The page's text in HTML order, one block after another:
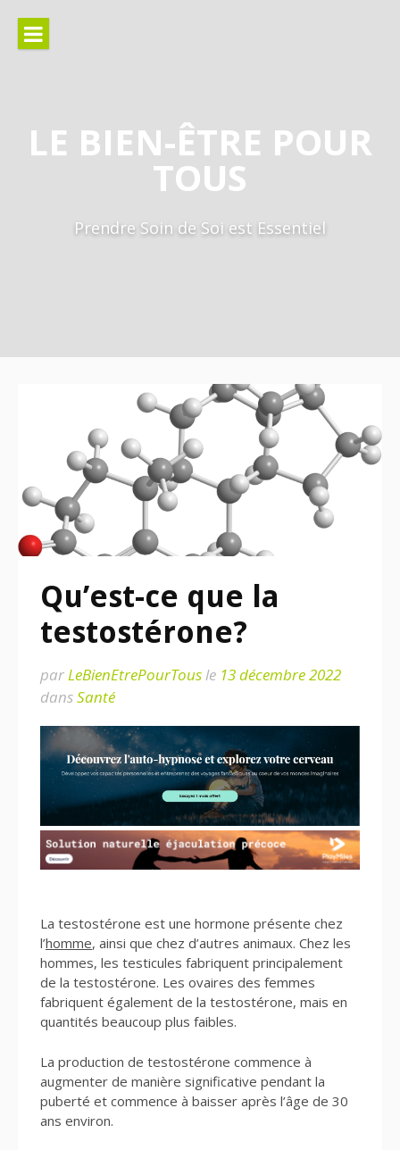
contenu
LE BIEN-ÊTRE POUR
TOUS
Prendre Soin de Soi est Essentiel
Qu’est-ce que la
testostérone?
parLeBienEtrePourTousle 13 décembre 2022
dansSanté
La testostérone est une hormone présente chez
l’homme, ainsi que chez d’autres animaux. Chez les
hommes, les testicules fabriquent principalement
de la testostérone. Les ovaires des femmes
fabriquent également de la testostérone, mais en
quantités beaucoup plus faibles.
La production de testostérone commence à
augmenter de manière significative pendant la
puberté et commence à baisser après l’âge de 30
ans environ.